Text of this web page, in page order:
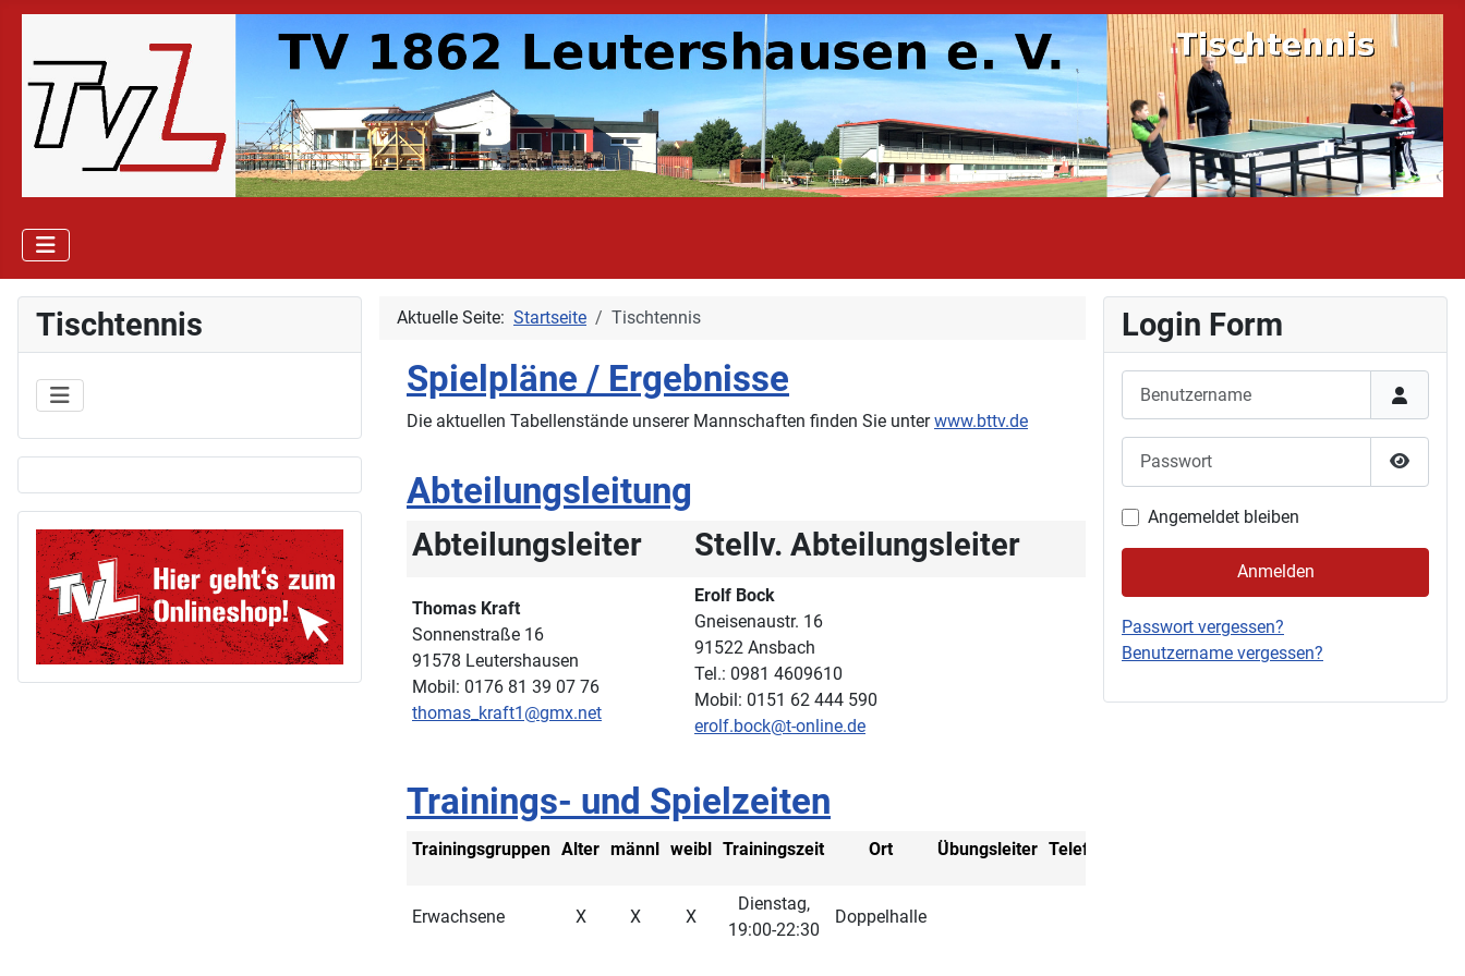
Tischtennis Aktuelle Seite: Startseite Tischtennis
Spielpläne / Ergebnisse
Die aktuellen Tabellenstände unserer Mannschaften finden Sie unterwww.bttv.de
Abteilungsleitung
Abteilungsleiter Stellv. Abteilungsleiter
Thomas Kraft
Sonnenstraße 16
91578 Leutershausen
Mobil: 0176 81 39 07 76
thomas_kraft1@gmx.net
Erolf Bock
Gneisenaustr. 16
91522 Ansbach
Tel.: 0981 4609610
Mobil: 0151 62 444 590
erolf.bock@t-online.de
Trainings- und Spielzeiten
Trainingsgruppen Alter männl weibl Trainingszeit Ort Übungsleiter Telefon
Erwachsene X X X
Dienstag,
19:00-22:30
Doppelhalle
Login Form
Angemeldet bleiben
Anmelden
Passwort vergessen?
Benutzername vergessen?